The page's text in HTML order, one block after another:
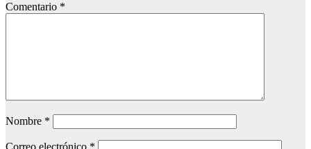
Comentario *
Nombre *